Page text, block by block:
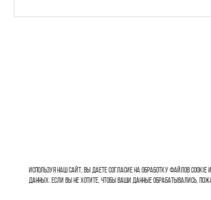
Используя наш сайт, вы даете согласие на обработку файлов cookie
данных. Если вы не хотите, чтобы ваши данные обрабатывались,